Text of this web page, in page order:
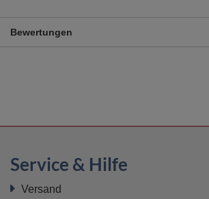
Bewertungen
Service & Hilfe
Versand